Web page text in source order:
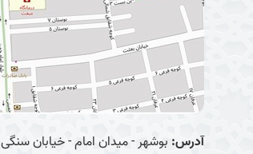
آدرس: بوشهر - میدان امام - خیابان سنگی